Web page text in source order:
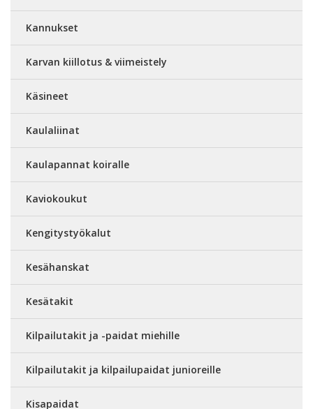
Kannukset
Karvan kiillotus & viimeistely
Käsineet
Kaulaliinat
Kaulapannat koiralle
Kaviokoukut
Kengitystyökalut
Kesähanskat
Kesätakit
Kilpailutakit ja -paidat miehille
Kilpailutakit ja kilpailupaidat junioreille
Kisapaidat